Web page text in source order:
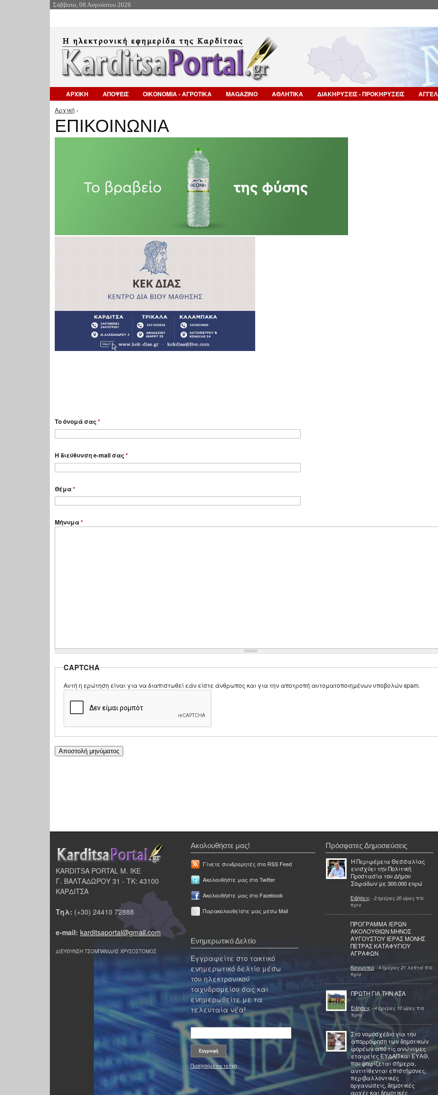
Σάββατο, 08 Αυγούστου 2026
ΑΡΧΙΚΗ ΑΠΟΨΕΙΣ ΟΙΚΟΝΟΜΙΑ - ΑΓΡΟΤΙΚΑ MAGAZINO ΑΘΛΗΤΙΚΑ ΔΙΑΚΗΡΥΞΕΙΣ - ΠΡΟΚΗΡΥΞΕΙΣ
Είστε εδώ
Αρχική ›
ΕΠΙΚΟΙΝΩΝΙΑ
Το όνομά σας*
Η διεύθυνση e-mail σας*
Θέμα*
Μήνυμα*
CAPTCHA
Αυτή η ερώτηση είναι για να διαπιστωθεί εάν είστε άνθρωπος και για την αποτροπή αυτοματοποιημένων υποβολών spam.
KARDITSA PORTAL Μ. ΙΚΕ
Γ. ΒΑΛΤΑΔΩΡΟΥ 31 - ΤΚ: 43100
ΚΑΡΔΙΤΣΑ
Τηλ: (+30) 24410 72888
e-mail: karditsaportal@gmail.com
ΔΙΕΥΘΥΝΣΗ ΤΣΟΜΠΑΝΙΔΗΣ ΧΡΥΣΟΣΤΟΜΟΣ
Ακολουθήστε μας!
Γίνετε συνδρομητές στο RSS Feed
Ακολουθήστε μας στο Twitter
Ακολουθήστε μας στο Facebook
Παρακολουθείστε μας μέσω Mail
Ενημερωτικό Δελτίο
Εγγραφείτε στο τακτικό
ενημερωτικό δελτίο μέσω
του ηλεκτρονικού
ταχυδρομείου σας και
ενημερωθείτε με τα
τελευταία νέα!
Προηγούμενα τεύχη
Πρόσφατες Δημοσιεύσεις
Η Περιφέρεια Θεσσαλίας
ενισχύει την Πολιτική
Προστασία του Δήμου
Σοφάδων με 300.000 ευρώ
Ειδήσεις - 2 ημέρες 20 ώρες πιο
πριν
ΠΡΟΓΡΑΜΜΑ ΙΕΡΩΝ
ΑΚΟΛΟΥΘΙΩΝ ΜΗΝΟΣ
ΑΥΓΟΥΣΤΟΥ ΙΕΡΑΣ ΜΟΝΗΣ
ΠΕΤΡΑΣ ΚΑΤΑΦΥΓΙΟΥ
ΑΓΡΑΦΩΝ
Κοινωνικά - 4 ημέρες 21 λεπτά πιο
πριν
ΠΡΩΤΗ ΓΙΑ ΤΗΝ ΑΣΑ
Ειδήσεις - 4 ημέρες 10 ώρες πιο
πριν
Στο νομοσχέδιο για την
απορρόφηση των δημοτικών
φορέων από τις ανώνυμες
εταιρείες ΕΥΔΑΠ και ΕΥΑΘ,
που ψηφίζεται σήμερα,
αντιτίθενται επιστήμονες,
περιβαλλοντικές
οργανώσεις, δημοτικές
αρχές και δημοτικές